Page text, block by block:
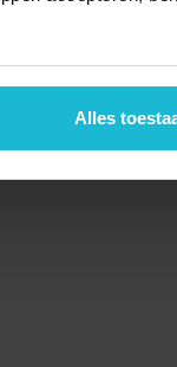
Alles
ondersteund door de